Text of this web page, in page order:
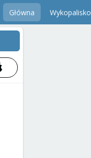
Główna Wykopalisko